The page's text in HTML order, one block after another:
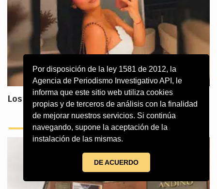
Por disposición de la ley 1581 de 2012, la
Agencia de Periodismo Investigativo API, le
informa que este sitio web utiliza cookies
propias y de terceros de análisis con la finalidad
de mejorar nuestros servicios. Si continúa
navegando, supone la aceptación de la
instalación de las mismas.
DE ACUERDO
Los lujos de Juliana Guerrero bajo la lupa